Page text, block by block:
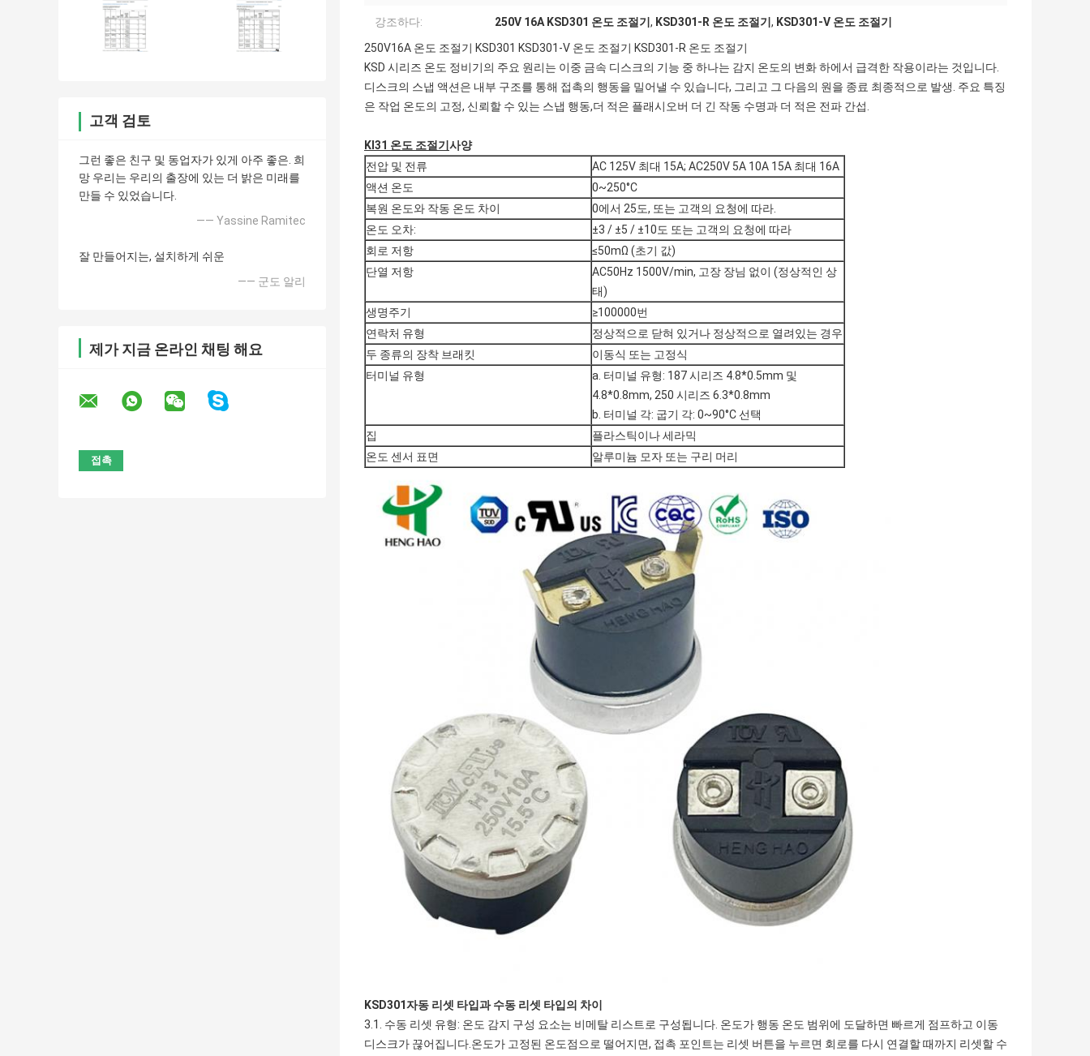
고객 검토
그런 좋은 친구 및 동업자가 있게 아주 좋은. 희
망 우리는 우리의 출장에 있는 더 밝은 미래를
만들 수 있었습니다.
—— Yassine Ramitec
잘 만들어지는, 설치하게 쉬운
—— 군도 알리
제가 지금 온라인 채팅 해요
강조하다: 250V 16A KSD301 온도 조절기 , KSD301-R 온도 조절기 , KSD301-V 온도 조절기
250V16A 온도 조절기 KSD301 KSD301-V 온도 조절기 KSD301-R 온도 조절기
KSD 시리즈 온도 정비기의 주요 원리는 이중 금속 디스크의 기능 중 하나는 감지 온도의 변화 하에서 급격한 작용이라는 것입니다.
디스크의 스냅 액션은 내부 구조를 통해 접촉의 행동을 밀어낼 수 있습니다, 그리고 그 다음의 원을 종료 최종적으로 발생. 주요 특징
은 작업 온도의 고정, 신뢰할 수 있는 스냅 행동,더 적은 플래시오버 더 긴 작동 수명과 더 적은 전파 간섭.
KI31 온도 조절기 사양
전압 및 전류
AC 125V 최대 15A; AC250V 5A 10A 15A 최대 16A
액션 온도
0~250°C
복원 온도와 작동 온도 차이
0에서 25도, 또는 고객의 요청에 따라.
온도 오차:
±3 / ±5 / ±10도 또는 고객의 요청에 따라
회로 저항
≤50mΩ (초기 값)
단열 저항
AC50Hz 1500V/min, 고장 장님 없이 (정상적인 상
태)
생명주기
≥100000번
연락처 유형
정상적으로 닫혀 있거나 정상적으로 열려있는 경우
두 종류의 장착 브래킷
이동식 또는 고정식
터미널 유형
a. 터미널 유형: 187 시리즈 4.8*0.5mm 및
4.8*0.8mm, 250 시리즈 6.3*0.8mm
b. 터미널 각: 굽기 각: 0~90°C 선택
집
플라스틱이나 세라믹
온도 센서 표면
알루미늄 모자 또는 구리 머리
KSD301자동 리셋 타입과 수동 리셋 타입의 차이
3.1. 수동 리셋 유형: 온도 감지 구성 요소는 비메탈 리스트로 구성됩니다. 온도가 행동 온도 범위에 도달하면 빠르게 점프하고 이동
디스크가 끊어집니다.온도가 고정된 온도점으로 떨어지면, 접촉 포인트는 리셋 버튼을 누르면 회로를 다시 연결할 때까지 리셋할 수